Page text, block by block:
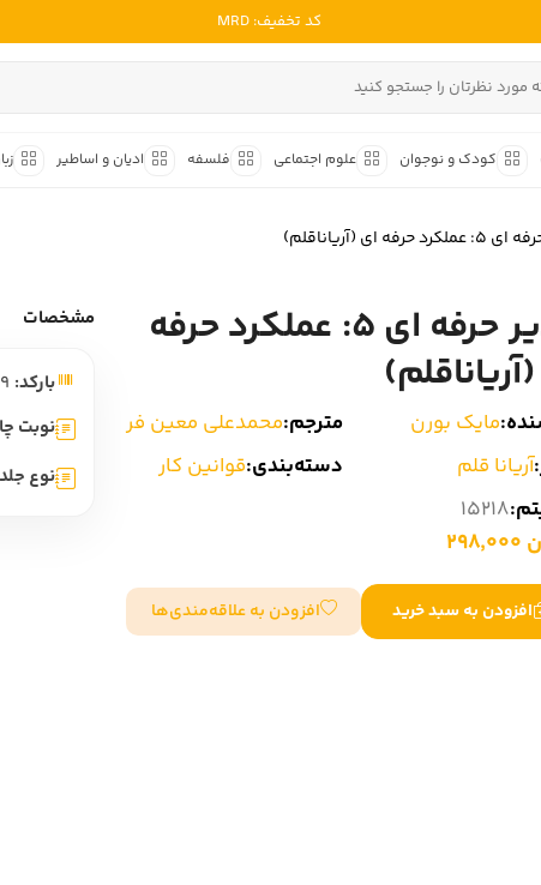
کد تخفیف: MRD
کودک و نوجوان علوم اجتماعی فلسفه ادیان و اساطیر
داستان کوتاه ایرانی
شعر
شرح و
ادبیات ملل
ادبیات انگلیس
ادبیات ایتالیا
ادبیات روسیه
ادبیات آمریکای لاتین
داستان کوتاه
حرفه ای (آریاناقلم)
مدیر حرفه ای 5: عملکرد حرفه
مایک بورن مترجم:محمدعلی معین فر
آریانا قلم دسته‌بندی:قوانین کار
15218
افزودن به سبد خرید افزودن به علاقه‌مندی‌ها
مشخصات
بارکد:
نوبت
نوع